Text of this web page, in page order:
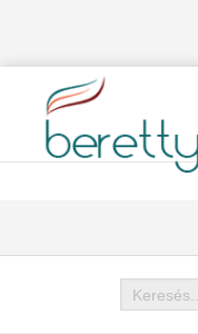
Keresés